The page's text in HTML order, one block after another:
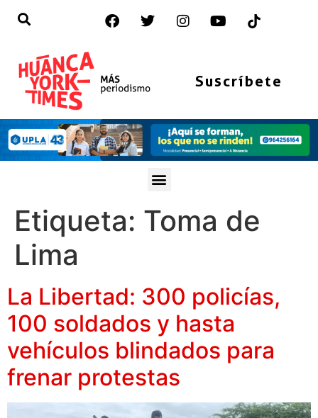
Suscríbete
Etiqueta: Toma de
Lima
La Libertad: 300 policías,
100 soldados y hasta
vehículos blindados para
frenar protestas